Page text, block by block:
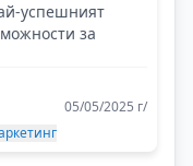
успешният
за
05/05/2025 г/